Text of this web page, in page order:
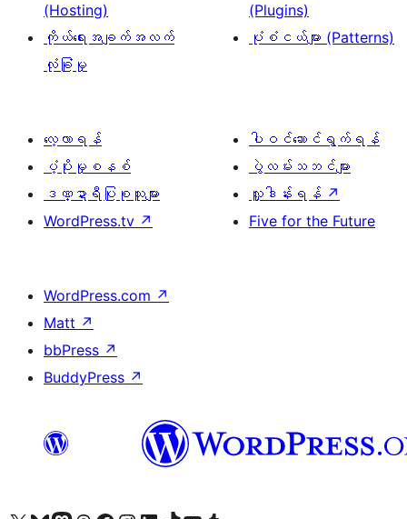
(Hosting)
ကိုယ်ရေးအချက်အလက်
လုံခြုံမှု
(Plugins)
ပုံစံငယ်များ (Patterns)
လေ့လာရန်
ပံ့ပိုးမှုစနစ်
ဒဏ္ဍာရီပြုစုသူများ
WordPress.tv ↗
ပါဝင်ဆောင်ရွက်ရန်
ပွဲလမ်းသဘင်များ
လှူဒါန်းရန် ↗
Five for the Future
WordPress.com ↗
Matt ↗
bbPress ↗
BuddyPress ↗